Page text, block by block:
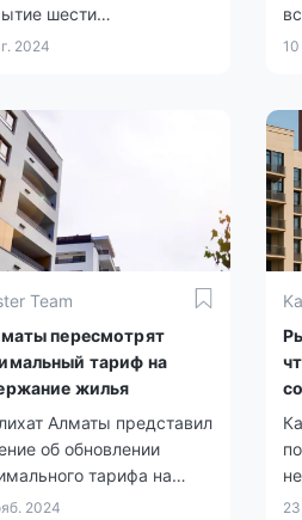
шести
общежитий,
2024 10
Team
пересмотрят
тариф на
жилья
Алматы представил
об обновлении
тарифа на
и содержание
2024